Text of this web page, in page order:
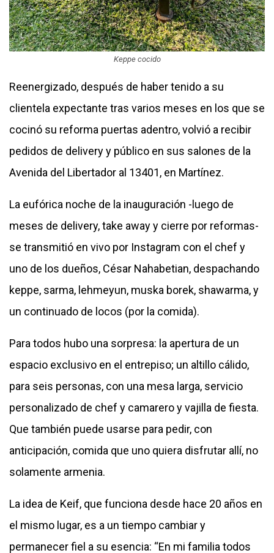
Keppe cocido
Reenergizado, después de haber tenido a su
clientela expectante tras varios meses en los que se
cocinó su reforma puertas adentro, volvió a recibir
pedidos de delivery y público en sus salones de la
Avenida del Libertador al 13401, en Martínez.
La eufórica noche de la inauguración -luego de
meses de delivery, take away y cierre por reformas-
se transmitió en vivo por Instagram con el chef y
uno de los dueños, César Nahabetian, despachando
keppe, sarma, lehmeyun, muska borek, shawarma, y
un continuado de locos (por la comida).
Para todos hubo una sorpresa: la apertura de un
espacio exclusivo en el entrepiso; un altillo cálido,
para seis personas, con una mesa larga, servicio
personalizado de chef y camarero y vajilla de fiesta.
Que también puede usarse para pedir, con
anticipación, comida que uno quiera disfrutar allí, no
solamente armenia.
La idea de Keif, que funciona desde hace 20 años en
el mismo lugar, es a un tiempo cambiar y
permanecer fiel a su esencia: “En mi familia todos